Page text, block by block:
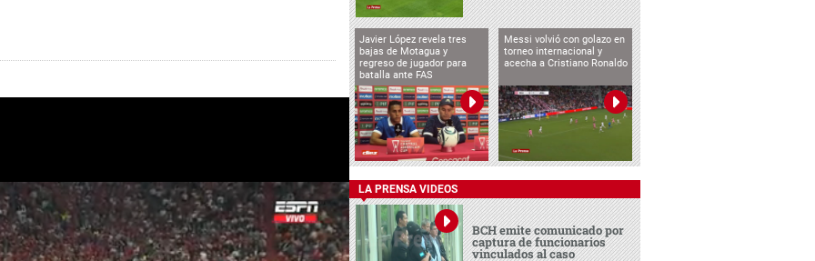
Javier López revela tres
bajas de Motagua y
regreso de jugador para
batalla ante FAS
Messi volvió con golazo en
torneo internacional y
acecha a Cristiano Ronaldo
LA PRENSA VIDEOS
BCH emite comunicado por
captura de funcionarios
vinculados al caso